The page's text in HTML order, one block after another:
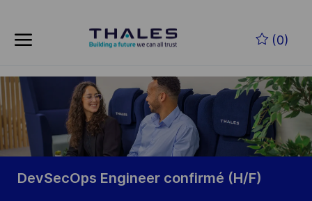
(0)
-
DevSecOps Engineer confirmé (H/F)